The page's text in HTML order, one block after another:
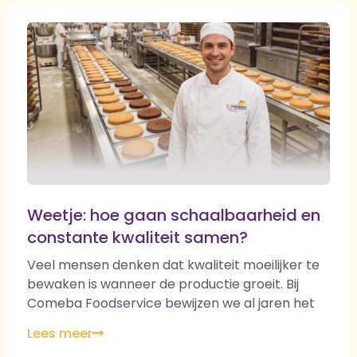
snel! www.comeba.nlinfo@comeba.nl
#ComebaFoodservice #Zomervakantie
#BestelOpTijd #FijneVakantie #TotSnel
Weetje: hoe gaan schaalbaarheid en
constante kwaliteit samen?
Veel mensen denken dat kwaliteit moeilijker te
bewaken is wanneer de productie groeit. Bij
Comeba Foodservice bewijzen we al jaren het
kwaliteitscontroles en jarenlange ervaring
Lees meer